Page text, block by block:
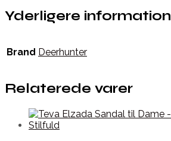
Yderligere information
Brand Deerhunter
Relaterede varer